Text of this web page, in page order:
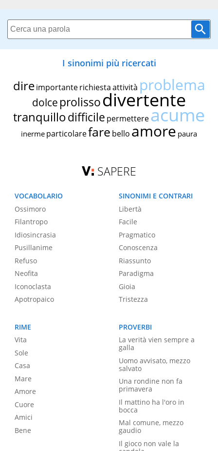
I sinonimi più ricercati
dire importante richiestaattività problema
dolce prolissodivertente
tranquillodifficile permettereacume
inerme particolarefare bello amore paura
SAPERE
VOCABOLARIO
Ossimoro
Filantropo
Idiosincrasia
Pusillanime
Refuso
Neofita
Iconoclasta
Apotropaico
SINONIMI E CONTRARI
Libertà
Facile
Pragmatico
Conoscenza
Riassunto
Paradigma
Gioia
Tristezza
RIME
Vita
Sole
Casa
Mare
Amore
Cuore
Amici
Bene
PROVERBI
La verità vien sempre a
galla
Uomo avvisato, mezzo
salvato
Una rondine non fa
primavera
Il mattino ha l'oro in
bocca
Mal comune, mezzo
gaudio
Il gioco non vale la